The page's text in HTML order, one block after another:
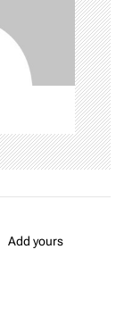
Add yours